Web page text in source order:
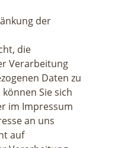
der
die
Verarbeitung
Daten zu
Sie sich
im Impressum
an uns
auf